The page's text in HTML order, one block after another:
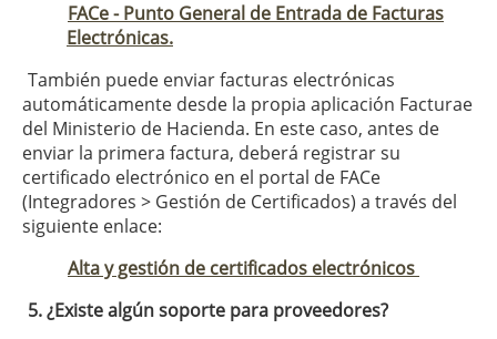
FACe - Punto General de Entrada de Facturas
Electrónicas.
También puede enviar facturas electrónicas
automáticamente desde la propia aplicación Facturae
del Ministerio de Hacienda. En este caso, antes de
enviar la primera factura, deberá registrar su
certificado electrónico en el portal de FACe
(Integradores > Gestión de Certificados) a través del
siguiente enlace:
Alta y gestión de certificados electrónicos
5. ¿Existe algún soporte para proveedores?